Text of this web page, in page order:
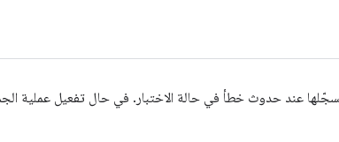
عند حدوث خطأ في حالة الاختبار. في حال تفعيل عملية